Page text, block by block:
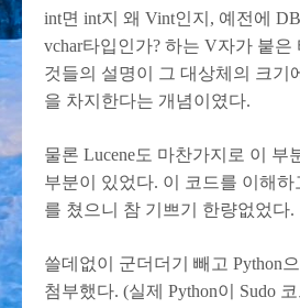
int면 int지 왜 Vint인지, 예전에
vchar타입인가? 하는 V자가 붙은
것들의 설명이 그 대상체의 크기
을 차지한다는 개념이였다.
물론 Lucene도 마찬가지로 이 부
부분이 있었다. 이 코드를 이해하
를 쳤으니 참 기쁘기 한량없었다.
쓸데없이 군더더기 빼고 Python
첨부했다. (실제 Python이 Sudo